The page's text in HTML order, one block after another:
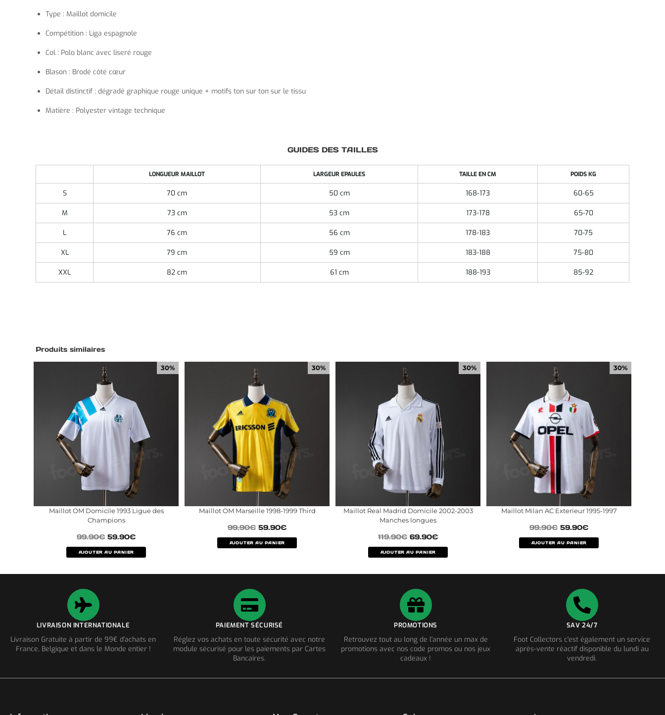
Type : Maillot domicile
Compétition : Liga espagnole
Col : Polo blanc avec liseré rouge
Blason : Brodé côté cœur
Détail distinctif : dégradé graphique rouge unique + motifs ton sur ton sur le tissu
Matière : Polyester vintage technique
GUIDES DES TAILLES
LONGUEUR MAILLOT LARGEUR EPAULES TAILLE EN CM POIDS KG
S 70 cm 50 cm 168-173 60-65
M 73 cm 53 cm 173-178 65-70
L 76 cm 56 cm 178-183 70-75
XL 79 cm 59 cm 183-188 75-80
XXL 82 cm 61 cm 188-193 85-92
Produits similaires
30%
Maillot OM Domicile 1993 Ligue des
Champions
99.90€ 59.90€
AJOUTER AU PANIER
30%
Maillot OM Marseille 1998-1999 Third
99.90€ 59.90€
AJOUTER AU PANIER
30%
Maillot Real Madrid Domicile 2002-2003
Manches longues
119.90€ 69.90€
AJOUTER AU PANIER
30%
Maillot Milan AC Exterieur 1995-1997
99.90€ 59.90€
AJOUTER AU PANIER
LIVRAISON INTERNATIONALE
Livraison Gratuite à partir de 99€ d'achats en
France, Belgique et dans le Monde entier !
PAIEMENT SÉCURISÉ
Réglez vos achats en toute sécurité avec notre
module sécurisé pour les paiements par Cartes
Bancaires.
PROMOTIONS
Retrouvez tout au long de l'année un max de
promotions avec nos code promos ou nos jeux
cadeaux !
SAV 24/7
Foot Collectors c'est également un service
après-vente réactif disponible du lundi au
vendredi.